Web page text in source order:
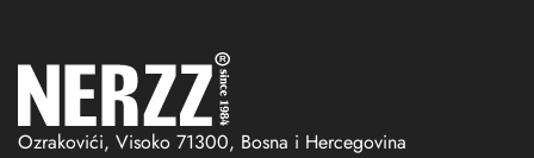
Ozrakovići, Visoko 71300, Bosna i Hercegovina